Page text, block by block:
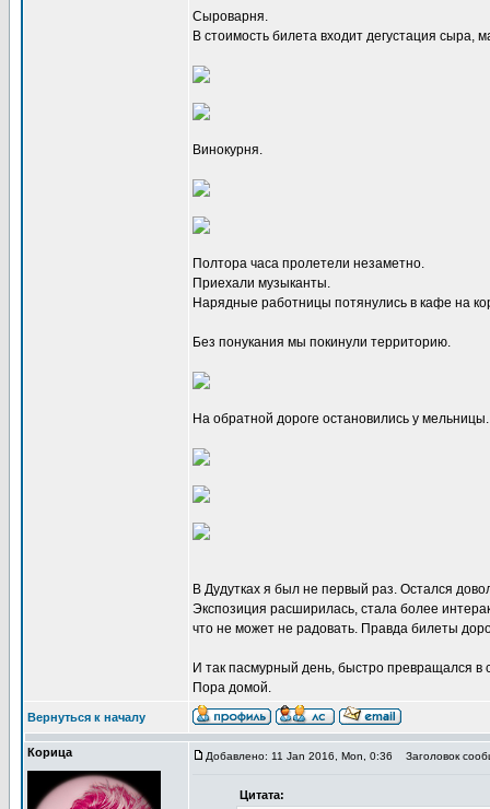
Сыроварня.
В стоимость билета входит дегустация сыра,
Винокурня.
Полтора часа пролетели незаметно.
Приехали музыканты.
Нарядные работницы потянулись в кафе на
Без понукания мы покинули территорию.
На обратной дороге остановились у мельницы.
В Дудутках я был не первый раз. Остался
Экспозиция расширилась, стала более
что не может не радовать. Правда билеты
И так пасмурный день, быстро превращался в
Пора домой.
Вернуться к началу
Корица Добавлено: 11 Jan 2016, Mon, 0:36 Заголовок
Цитата: